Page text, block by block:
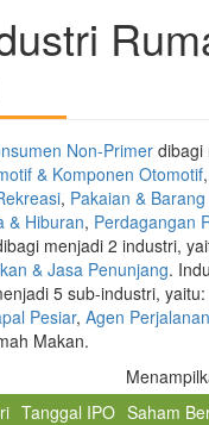
Non-Primer dibagi
& Komponen Otomotif,
, Pakaian &
& Hiburan, Perdagangan
menjadi 2 industri,
& Jasa Penunjang.
5 sub-industri, yaitu:
Pesiar, Agen Perjalanan
Makan.
Tanggal IPO Saham